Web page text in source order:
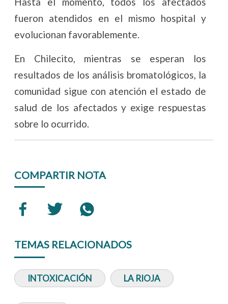
fueron atendidos en el mismo hospital y
evolucionan favorablemente.
En Chilecito, mientras se esperan los
resultados de los análisis bromatológicos, la
comunidad sigue con atención el estado de
salud de los afectados y exige respuestas
sobre lo ocurrido.
COMPARTIR NOTA
TEMAS RELACIONADOS
INTOXICACIÓN LA RIOJA